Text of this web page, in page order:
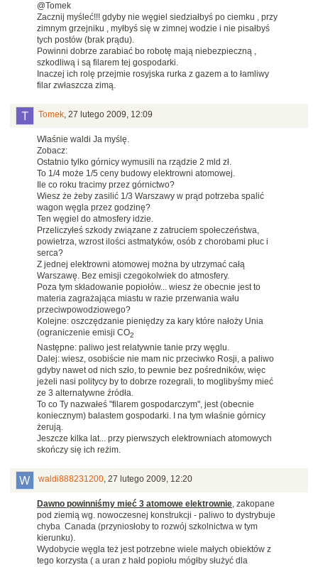
@Tomek
Zacznij myśleć!!! gdyby nie węgiel siedziałbyś po ciemku , przy
zimnym grzejniku , myłbyś się w zimnej wodzie i nie pisałbyś
tych postów (brak prądu).
Powinni dobrze zarabiać bo robotę mają niebezpieczną ,
szkodliwą i są filarem tej gospodarki.
Inaczej ich rolę przejmie rosyjska rurka z gazem a to łamliwy
filar zwłaszcza zimą.
Tomek, 27 lutego 2009, 12:09
Właśnie waldi Ja myślę.
Zobacz:
Ostatnio tylko górnicy wymusili na rządzie 2 mld zł.
To 1/4 może 1/5 ceny budowy elektrowni atomowej.
Ile co roku tracimy przez górnictwo?
Wiesz że żeby zasilić 1/3 Warszawy w prąd potrzeba spalić
wagon węgla przez godzinę?
Ten węgiel do atmosfery idzie.
Przeliczyłeś szkody związane z zatruciem społeczeństwa,
powietrza, wzrost ilości astmatyków, osób z chorobami płuc i
serca?
Z jednej elektrowni atomowej można by utrzymać całą
Warszawę. Bez emisji czegokolwiek do atmosfery.
Poza tym składowanie popiołów... wiesz że obecnie jest to
materia zagrażająca miastu w razie przerwania wału
przeciwpowodziowego?
Kolejne: oszczędzanie pieniędzy za kary które nałoży Unia
(ograniczenie emisji CO2
Następne: paliwo jest relatywnie tanie przy węglu.
Dalej: wiesz, osobiście nie mam nic przeciwko Rosji, a paliwo
gdyby nawet od nich szło, to pewnie bez pośredników, więc
jeżeli nasi politycy by to dobrze rozegrali, to moglibyśmy mieć
ze 3 alternatywne źródła.
To co Ty nazwałeś "filarem gospodarczym", jest (obecnie
koniecznym) balastem gospodarki. I na tym właśnie górnicy
żerują.
Jeszcze kilka lat... przy pierwszych elektrowniach atomowych
skończy się ich reżim.
waldi888231200, 27 lutego 2009, 12:20
Dawno powinniśmy mieć 3 atomowe elektrownie, zakopane
pod ziemią wg. nowoczesnej konstrukcji - paliwo to dystrybuje
chyba Canada (przyniosłoby to rozwój szkolnictwa w tym
kierunku).
Wydobycie węgla też jest potrzebne wiele małych obiektów z
tego korzysta ( a uran z hałd popiołu mógłby służyć dla